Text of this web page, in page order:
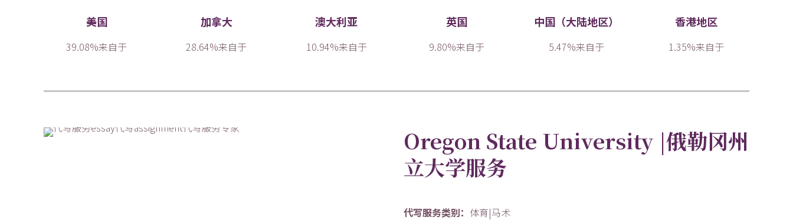
美国
39.08%来自于
加拿大
28.64%来自于
澳大利亚
10.94%来自于
英国
9.80%来自于
中国（大陆地区）
5.47%来自于
香港地区
1.35%来自于
Oregon State University |俄勒冈州
立大学服务
代写服务类别： 体育|马术